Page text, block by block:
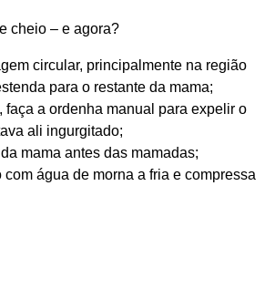
cheio – e agora?
circular, principalmente na região
para o restante da mama;
faça a ordenha manual para expelir o
ali ingurgitado;
mama antes das mamadas;
com água de morna a fria e compressa